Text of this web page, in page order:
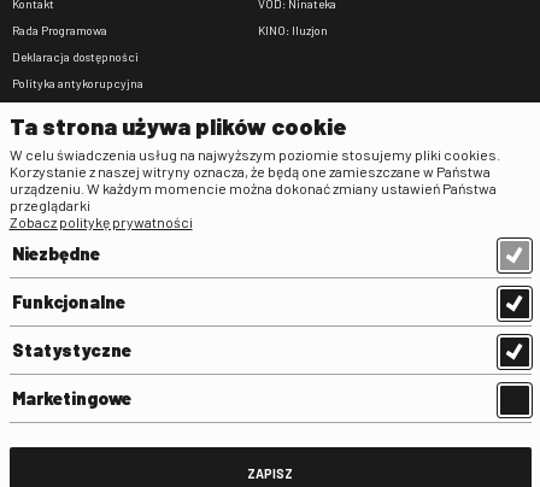
Kontakt
Rada Programowa
Deklaracja dostępności
Polityka antykorupcyjna
Zamówienia publiczne
Praca w FINA
VOD: Ninateka
KINO: Iluzjon
Regulaminy
Klauzula informacyjna RODO
Regulamin użytkowania parkingu
Standardy ochrony małoletnich
Regulamin kina Iluzjon
Ta strona używa plików cookie
W celu świadczenia usług na najwyższym poziomie stosujemy pliki cookies.
Korzystanie z naszej witryny oznacza, że będą one zamieszczane w Państwa
urządzeniu. W każdym momencie można dokonać zmiany ustawień Państwa
przeglądarki
Zobacz politykę prywatności
Niezbędne
Funkcjonalne
Statystyczne
Marketingowe
ZAPISZ